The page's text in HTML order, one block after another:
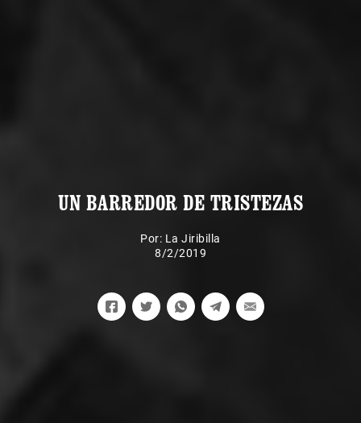
UN BARREDOR DE TRISTEZAS
Por: La Jiribilla
8/2/2019